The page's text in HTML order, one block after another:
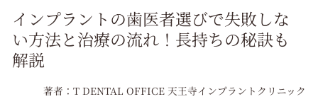
インプラントの歯医者選びで失敗しな
い方法と治療の流れ！長持ちの秘訣も
解説
著者：T DENTAL OFFICE 天王寺インプラントクリニック